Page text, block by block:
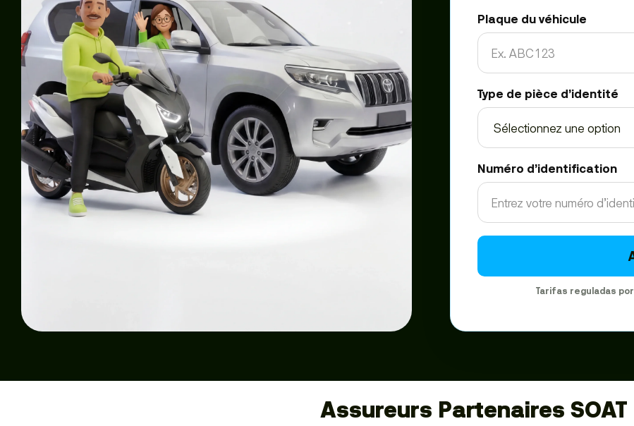
Plaque du véhicule
Type de pièce d’identité
Numéro d’identification
Tarifas reguladas
Assureurs Partenaires SOAT